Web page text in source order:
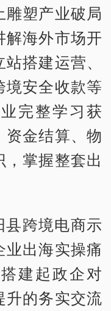
塑产业破局
海外市场开
搭建运营、
安全收款等
完整学习获
金结算、物
掌握整套出
跨境电商示
出海实操痛
建起政企对
升的务实交流